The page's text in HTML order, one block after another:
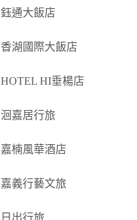
鈺通大飯店
香湖國際大飯店
HOTEL HI垂楊店
洄嘉居行旅
嘉楠風華酒店
嘉義行藝文旅
日出行旅